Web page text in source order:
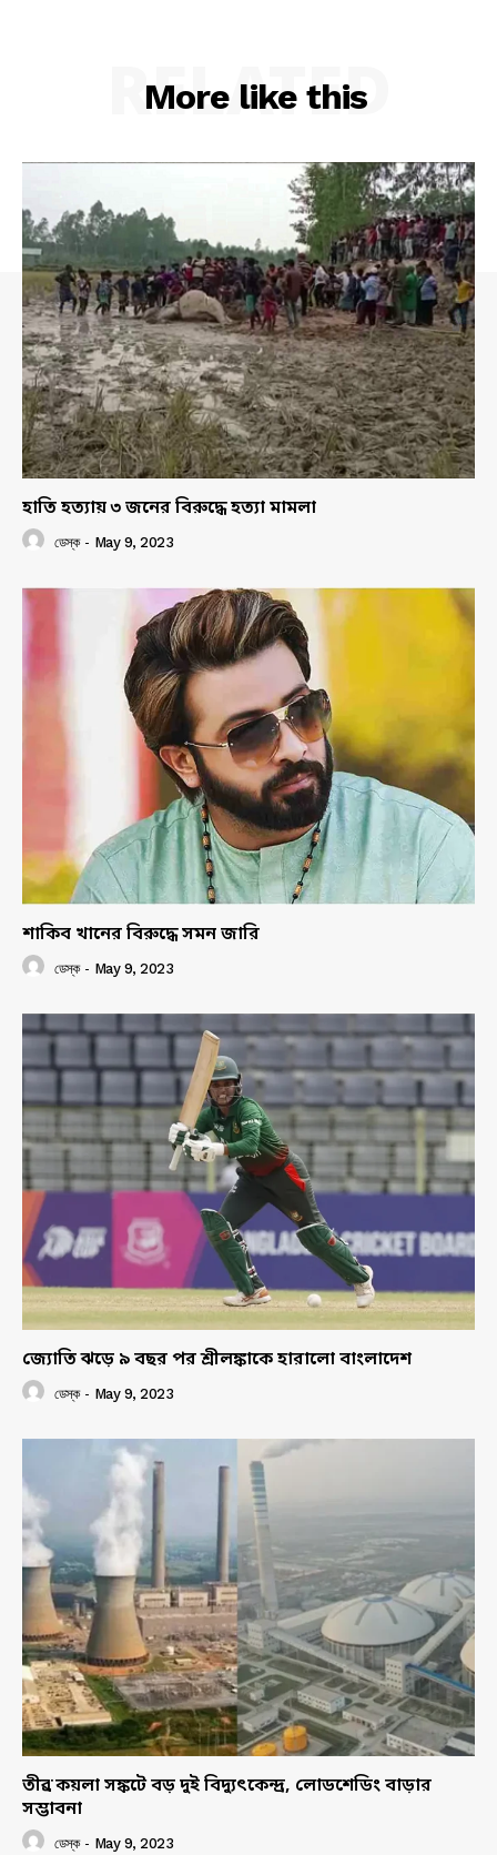
More like this
RELATED
হাতি হত্যায় ৩ জনের বিরুদ্ধে হত্যা মামলা
ডেস্ক - May 9, 2023
শাকিব খানের বিরুদ্ধে সমন জারি
ডেস্ক - May 9, 2023
জ্যোতি ঝড়ে ৯ বছর পর শ্রীলঙ্কাকে হারালো বাংলাদেশ
ডেস্ক - May 9, 2023
তীব্র কয়লা সঙ্কটে বড় দুই বিদ্যুৎকেন্দ্র, লোডশেডিং বাড়ার
সম্ভাবনা
ডেস্ক - May 9, 2023